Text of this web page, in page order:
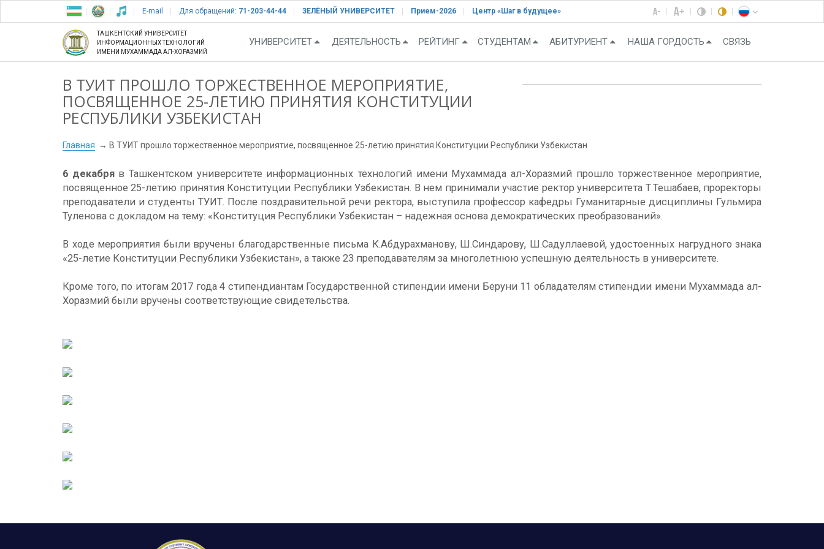
E-mail Для обращений: 71-203-44-44 ЗЕЛЁНЫЙ УНИВЕРСИТЕТ Прием-2026 Центр «Шаг в будущее»
ТАШКЕНТСКИЙ УНИВЕРСИТЕТ
ИНФОРМАЦИОННЫХ ТЕХНОЛОГИЙ
ИМЕНИ МУХАММАДА АЛ-ХОРАЗМИЙ
УНИВЕРСИТЕТ ДЕЯТЕЛЬНОСТЬ РЕЙТИНГ СТУДЕНТАМ АБИТУРИЕНТ НАША ГОРДОСТЬ СВЯЗЬ
В ТУИТ ПРОШЛО ТОРЖЕСТВЕННОЕ МЕРОПРИЯТИЕ,
ПОСВЯЩЕННОЕ 25-ЛЕТИЮ ПРИНЯТИЯ КОНСТИТУЦИИ
РЕСПУБЛИКИ УЗБЕКИСТАН
Главная В ТУИТ прошло торжественное мероприятие, посвященное 25-летию принятия Конституции Республики Узбекистан
6 декабря в Ташкентском университете информационных технологий имени Мухаммада ал-Хоразмий прошло торжественное мероприятие,
посвященное 25-летию принятия Конституции Республики Узбекистан. В нем принимали участие ректор университета Т.Тешабаев, проректоры
преподаватели и студенты ТУИТ. После поздравительной речи ректора, выступила профессор кафедры Гуманитарные дисциплины Гульмира
Туленова с докладом на тему: «Конституция Республики Узбекистан – надежная основа демократических преобразований».
В ходе мероприятия были вручены благодарственные письма К.Абдурахманову, Ш.Синдарову, Ш.Садуллаевой, удостоенных нагрудного знака
«25-летие Конституции Республики Узбекистан», а также 23 преподавателям за многолетнюю успешную деятельность в университете.
Кроме того, по итогам 2017 года 4 стипендиантам Государственной стипендии имени Беруни 11 обладателям стипендии имени Мухаммада ал-
Хоразмий были вручены соответствующие свидетельства.